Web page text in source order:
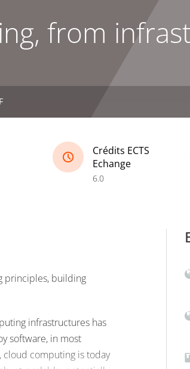
from
Crédits ECTS
Echange
6.0
principles, building
infrastructures has
software, in most
computing is today